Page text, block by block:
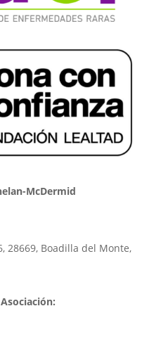
McDermid
28669, Boadilla del Monte,